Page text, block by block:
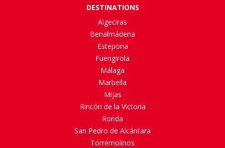
DESTINATIONS
Algeciras
Benalmádena
Estepona
Fuengirola
Málaga
Marbella
Mijas
Rincón de la Victoria
Ronda
San Pedro de Alcántara
Torremolinos